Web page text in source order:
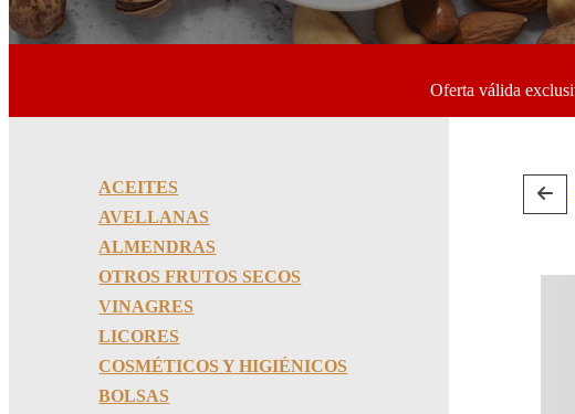
Oferta válida
ACEITES
AVELLANAS
ALMENDRAS
OTROS FRUTOS SECOS
VINAGRES
LICORES
COSMÉTICOS Y HIGIÉNICOS
BOLSAS